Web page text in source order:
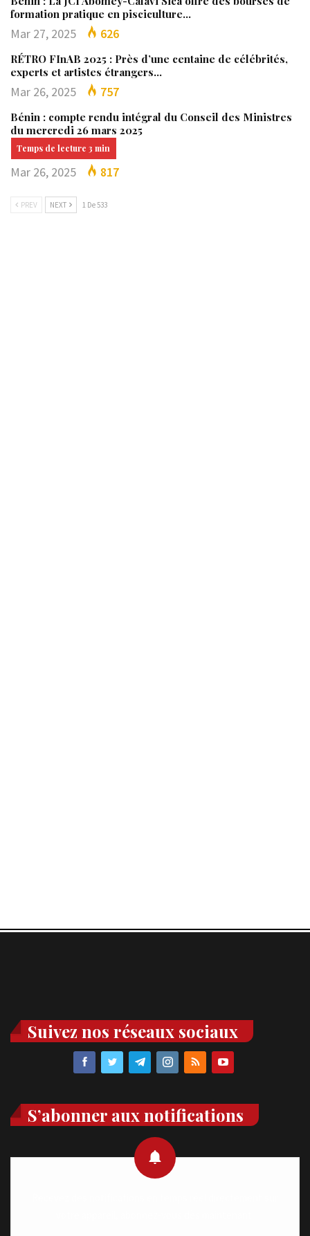
formation pratique en pisciculture…
Mar 27, 2025 626
RÉTRO FInAB 2025 : Près d’une centaine de célébrités,
experts et artistes étrangers…
Mar 26, 2025 757
Bénin : compte rendu intégral du Conseil des Ministres
du mercredi 26 mars 2025
Mar 26, 2025 817
PREV NEXT 1 De 533
Suivez nos réseaux sociaux
S’abonner aux notifications